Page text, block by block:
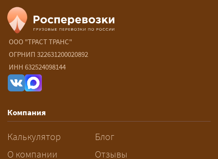
Сколько стоит перевозка
негабарита?
— От 90 ₽/км. Точная стоимость
рассчитывается индивидуально:
влияют габариты и вес груза,
разрешений и машин
сопровождения.
За сколько дней заказывать
ООО "ТРАСТ ТРАНС"
ОГРНИП 322631200020892
ИНН 632524098144
Компания
Калькулятор
О компании
Блог
Отзывы